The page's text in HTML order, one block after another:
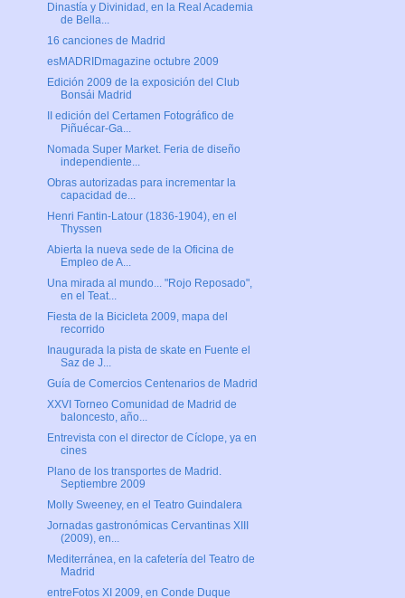
Dinastía y Divinidad, en la Real Academia
de Bella...
16 canciones de Madrid
esMADRIDmagazine octubre 2009
Edición 2009 de la exposición del Club
Bonsái Madrid
II edición del Certamen Fotográfico de
Piñuécar-Ga...
Nomada Super Market. Feria de diseño
independiente...
Obras autorizadas para incrementar la
capacidad de...
Henri Fantin-Latour (1836-1904), en el
Thyssen
Abierta la nueva sede de la Oficina de
Empleo de A...
Una mirada al mundo... "Rojo Reposado",
en el Teat...
Fiesta de la Bicicleta 2009, mapa del
recorrido
Inaugurada la pista de skate en Fuente el
Saz de J...
Guía de Comercios Centenarios de Madrid
XXVI Torneo Comunidad de Madrid de
baloncesto, año...
Entrevista con el director de Cíclope, ya en
cines
Plano de los transportes de Madrid.
Septiembre 2009
Molly Sweeney, en el Teatro Guindalera
Jornadas gastronómicas Cervantinas XIII
(2009), en...
Mediterránea, en la cafetería del Teatro de
Madrid
entreFotos XI 2009, en Conde Duque